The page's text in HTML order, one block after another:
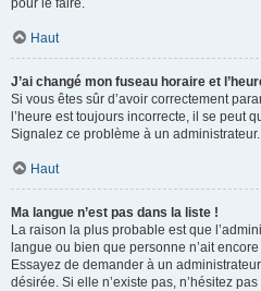
pour le faire.
Haut
J’ai changé mon fuseau horaire et
Si vous êtes sûr d’avoir correctement
l’heure est toujours incorrecte, il se peut
Signalez ce problème à un administrateur.
Haut
Ma langue n’est pas dans la liste !
La raison la plus probable est que
langue ou bien que personne n’ait
Essayez de demander à un
désirée. Si elle n’existe pas, n’hésitez